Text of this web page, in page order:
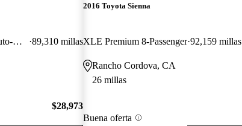
XLE 7-Passenger FWD with Auto-Access Seat 89,310 millas
$28,973
2016 Toyota Sienna
XLE Premium 8-Passenger 92,159 millas
Rancho Cordova, CA
26 millas
Buena oferta